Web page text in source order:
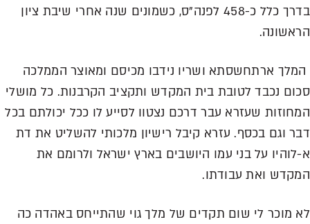
בדרך כלל כ-458 לפנה"ס, כשמונים שנה אחרי שיבת ציון
הראשונה.
המלך ארתחשסתא ושריו נידבו מכיסם ומאוצר הממלכה
סכום נכבד לטובת בית המקדש ותקציב הקרבנות. כל מושלי
המחוזות שעזרא עבר דרכם נצטוו לסייע לו ככל יכולתם בכל
דבר וגם בכסף. עזרא קיבל רישיון מלכותי להשליט את דת
א-לוהיו על בני עמו היושבים בארץ ישראל ולרומם את
המקדש ואת עבודתו.
לא מוכר לי שום תקדים של מלך גוי שהתייחס באהדה כה